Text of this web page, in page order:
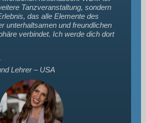
Tanzveranstaltung, sondern
das alle Elemente des
unterhaltsamen und freundlichen
verbindet. Ich werde dich dort
Lehrer – USA